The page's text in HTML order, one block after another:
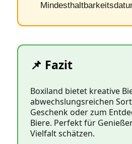
📌 Fazit
Boxiland bietet kreative
abwechslungsreichen
Geschenk oder zum
Biere. Perfekt für
Vielfalt schätzen.